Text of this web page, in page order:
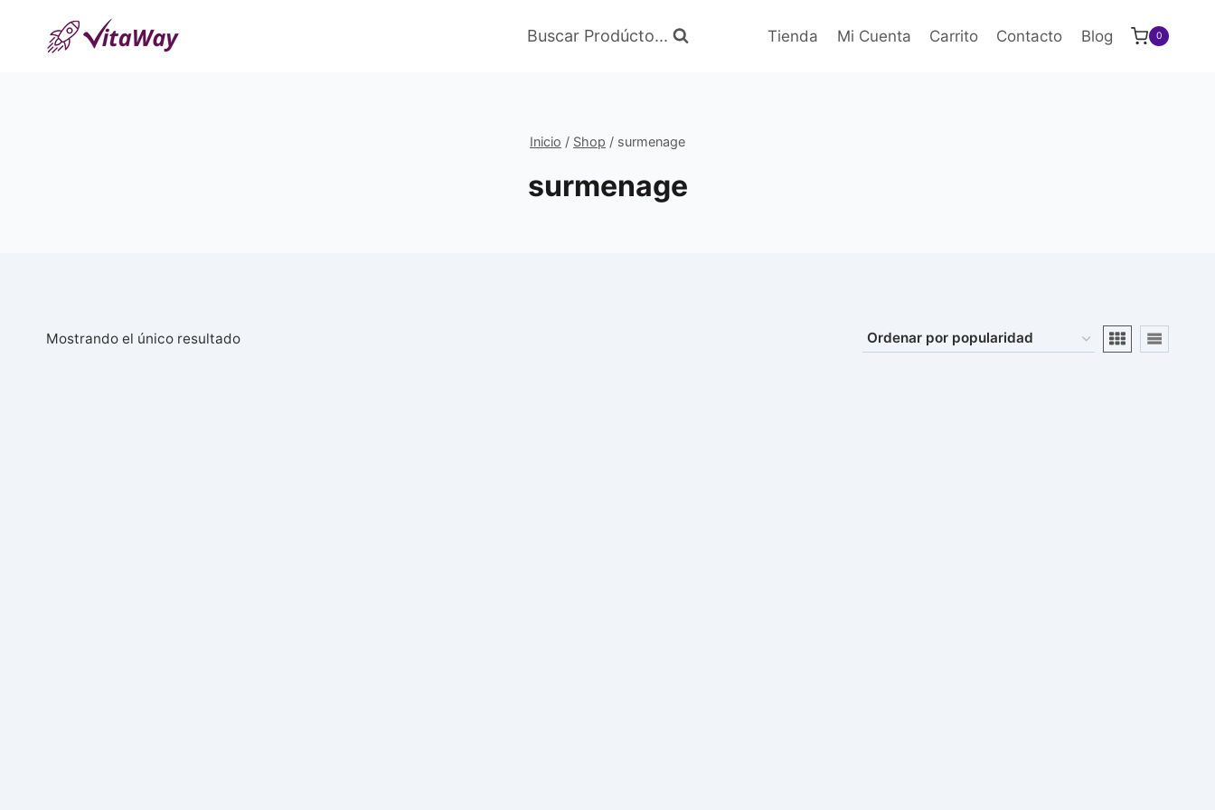
Buscar Prodúcto... Tienda Mi Cuenta Carrito Contacto Blog 0
Inicio / Shop / surmenage
surmenage
Mostrando el único resultado